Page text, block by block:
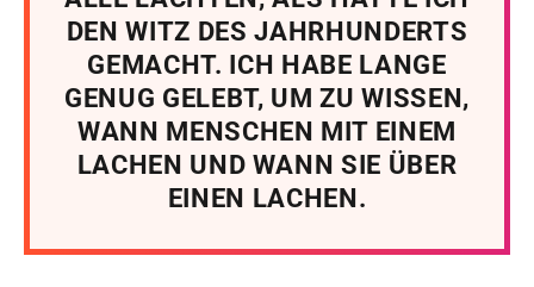
DEN WITZ DES JAHRHUNDERTS
GEMACHT. ICH HABE LANGE
GENUG GELEBT, UM ZU WISSEN,
WANN MENSCHEN MIT EINEM
LACHEN UND WANN SIE ÜBER
EINEN LACHEN.